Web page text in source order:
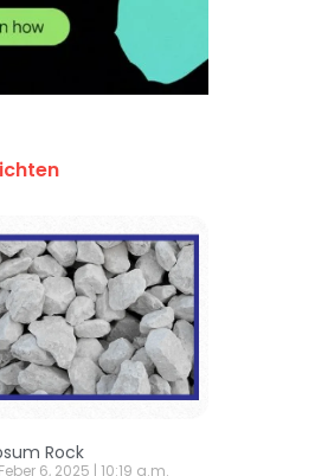
Rock
Feber 6, 2025 10:19 a.m.